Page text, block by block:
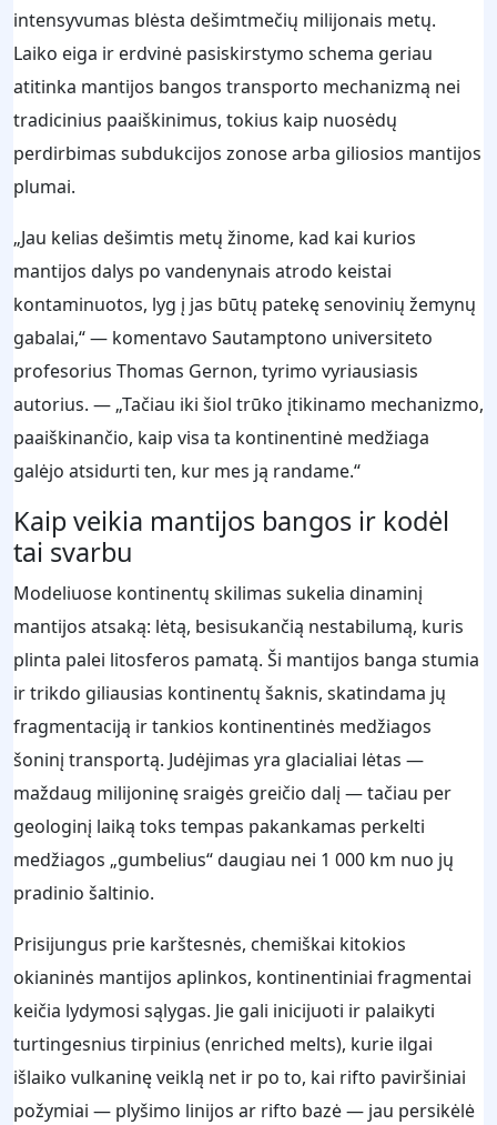
intensyvumas blėsta dešimtmečių milijonais metų.
Laiko eiga ir erdvinė pasiskirstymo schema geriau
atitinka mantijos bangos transporto mechanizmą nei
tradicinius paaiškinimus, tokius kaip nuosėdų
perdirbimas subdukcijos zonose arba giliosios mantijos
plumai.
„Jau kelias dešimtis metų žinome, kad kai kurios
mantijos dalys po vandenynais atrodo keistai
kontaminuotos, lyg į jas būtų patekę senovinių žemynų
gabalai,“ — komentavo Sautamptono universiteto
profesorius Thomas Gernon, tyrimo vyriausiasis
autorius. — „Tačiau iki šiol trūko įtikinamo mechanizmo,
paaiškinančio, kaip visa ta kontinentinė medžiaga
galėjo atsidurti ten, kur mes ją randame.“
Kaip veikia mantijos bangos ir kodėl
tai svarbu
Modeliuose kontinentų skilimas sukelia dinaminį
mantijos atsaką: lėtą, besisukančią nestabilumą, kuris
plinta palei litosferos pamatą. Ši mantijos banga stumia
ir trikdo giliausias kontinentų šaknis, skatindama jų
fragmentaciją ir tankios kontinentinės medžiagos
šoninį transportą. Judėjimas yra glacialiai lėtas —
maždaug milijoninę sraigės greičio dalį — tačiau per
geologinį laiką toks tempas pakankamas perkelti
medžiagos „gumbelius“ daugiau nei 1 000 km nuo jų
pradinio šaltinio.
Prisijungus prie karštesnės, chemiškai kitokios
okianinės mantijos aplinkos, kontinentiniai fragmentai
keičia lydymosi sąlygas. Jie gali inicijuoti ir palaikyti
turtingesnius tirpinius (enriched melts), kurie ilgai
išlaiko vulkaninę veiklą net ir po to, kai rifto paviršiniai
požymiai — plyšimo linijos ar rifto bazė — jau persikėlė